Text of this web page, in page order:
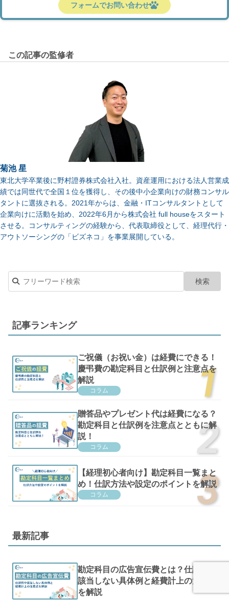
フォームでお問い合わせ
この記事の監修者
菊池 星
東北大学卒業後に野村證券株式会社入社。資産運用における法人営業成
績では同世代で全国１位を獲得し、その後中小企業向けの財務コンサル
タントに選抜される。2021年からは、金融・ITコンサルタントとして
企業向けに活動を始め、2022年6月から株式会社 full houseをスタート
させる。コンサルティングの経験から、代表取締役として、経理代行・
アウトソーシングの「ビズネコ」を事業展開している。
記事ランキング
ご祝儀（お祝い金）は経費にできる！
慶弔費の勘定科目と仕訳例と注意点を
解説
コラム
贈答品やプレゼント代は経費になる？
勘定科目と仕訳例を注意点とともに解
説！
コラム
【経理初心者向け】勘定科目一覧まと
め！仕訳方法や設定のポイントを解説
コラム
最新記事
勘定科目の広告宣伝費とは？仕訳例や
該当しない具体例と経費計上の注意点
を解説